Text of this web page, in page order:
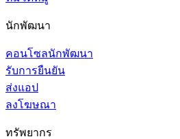
นักพัฒนา
คอนโซลนักพัฒนา
รับการยืนยัน
ส่งแอป
ลงโฆษณา
ทรัพยากร